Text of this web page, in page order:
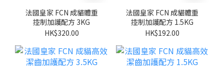
法國皇家 FCN 成貓體重
控制加護配方 3KG
HK$320.00
法國皇家 FCN 成貓體重
控制加護配方 1.5KG
HK$192.00